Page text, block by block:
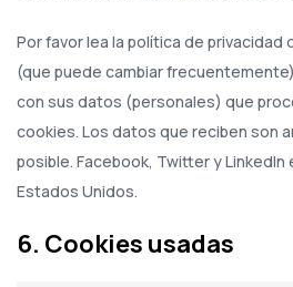
Por favor lea la política de
(que puede cambiar
con sus datos (personales) que
cookies. Los datos que reciben son
posible. Facebook, Twitter y
Estados Unidos.
6. Cookies usadas